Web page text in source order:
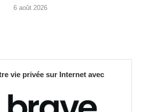
6 août 2026
vie privée sur Internet avec